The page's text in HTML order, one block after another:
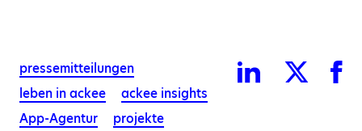
pressemitteilungen
leben in ackee
ackee insights
App-Agentur
projekte